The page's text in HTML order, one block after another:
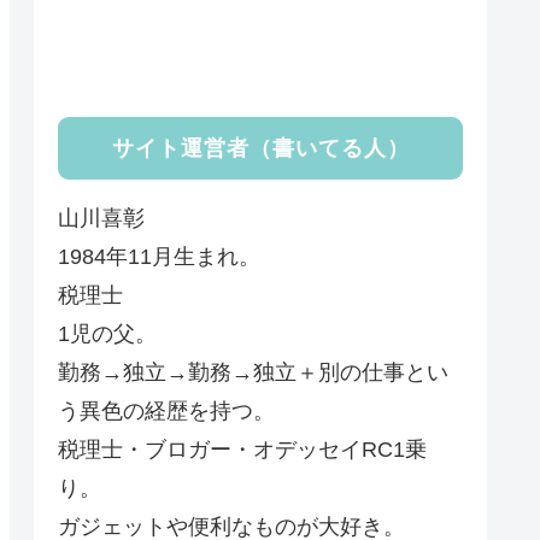
サイト運営者（書いてる人）
山川喜彰
1984年11月生まれ。
税理士
1児の父。
勤務→独立→勤務→独立＋別の仕事とい
う異色の経歴を持つ。
税理士・ブロガー・オデッセイRC1乗
り。
ガジェットや便利なものが大好き。